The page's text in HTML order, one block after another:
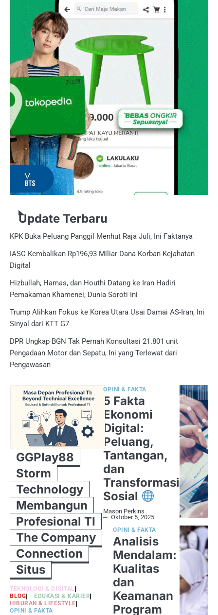
Update Terbaru
KPK Buka Peluang Panggil Menhut Raja Juli, Ini Faktanya
IASC Kembalikan Rp196,93 Miliar Dana Korban Kejahatan
Digital
Hizbullah, Hamas, dan Houthi Datang ke Iran Hadiri
Pemakaman Khamenei, Dunia Soroti Ini
Trump Alihkan Fokus ke Korea Utara Usai Damai AS-Iran, Ini
Sinyal dari KTT G7
DPR Ungkap BGN Tak Pernah Konsultasi 21.801 unit
Pengadaan Motor dan Sepatu, Ini yang Terlewat dari
Pengawasan
GGPlay88
Storm
Technology
Membangun
Profesional TI
The Company
Connection
Situs
TEKNOLOGI & DIGITAL
BLOG
EDUKASI & KARIER
HIBURAN & LIFESTYLE
OPINI & FAKTA
5 Fakta
Ekonomi
Digital:
Peluang,
Tantangan,
dan
Transformasi
Sosial
OPINI & FAKTA
Mason Perkins
Oktober 5, 2025
Analisis
Mendalam:
Kualitas
dan
Keamanan
Program
OPINI & FAKTA